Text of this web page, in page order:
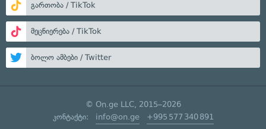
გართობა / TikTok
მეცნიერება / TikTok
ბოლო ამბები / Twitter
© On.ge LLC, 2015–2026
კონტაქტი: info@on.ge +995 577 340 891